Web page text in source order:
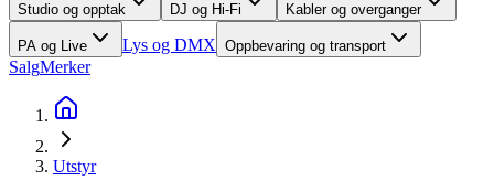
Studio og opptak DJ og Hi-Fi Kabler og overganger
PA og Live Lys og DMX Oppbevaring og transport
SalgMerker
Utstyr